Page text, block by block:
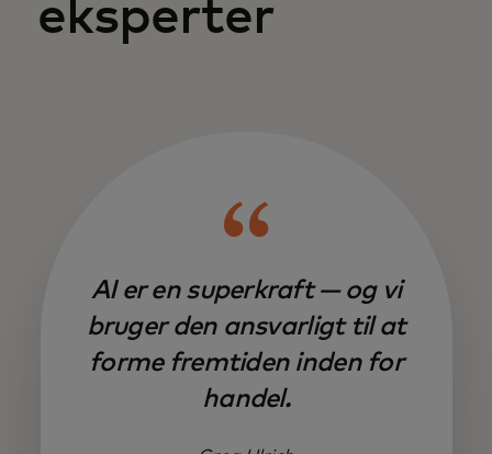
eksperter
AI er en superkraft — og vi
bruger den ansvarligt til at
forme fremtiden inden for
handel.